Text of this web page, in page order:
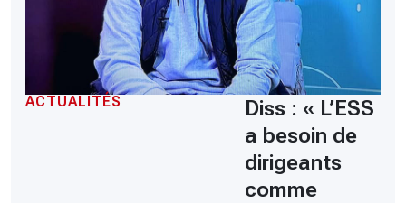
ACTUALITÉS
Diss : « L’ESS
a besoin de
dirigeants
comme